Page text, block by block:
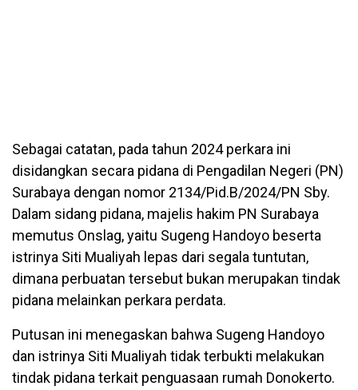
Sebagai catatan, pada tahun 2024 perkara ini
disidangkan secara pidana di Pengadilan Negeri (PN)
Surabaya dengan nomor 2134/Pid.B/2024/PN Sby.
Dalam sidang pidana, majelis hakim PN Surabaya
memutus Onslag, yaitu Sugeng Handoyo beserta
istrinya Siti Mualiyah lepas dari segala tuntutan,
dimana perbuatan tersebut bukan merupakan tindak
pidana melainkan perkara perdata.
Putusan ini menegaskan bahwa Sugeng Handoyo
dan istrinya Siti Mualiyah tidak terbukti melakukan
tindak pidana terkait penguasaan rumah Donokerto.